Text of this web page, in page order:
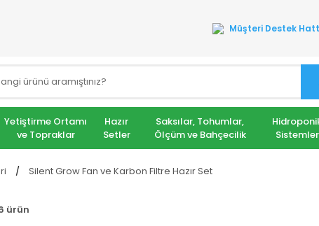
Müşteri Destek
Yetiştirme Ortamı
ve Topraklar
Hazır
Setler
Saksılar, Tohumlar,
Ölçüm ve Bahçecilik
Sistemler
Silent Grow Fan ve Karbon Filtre Hazır Set
ürün